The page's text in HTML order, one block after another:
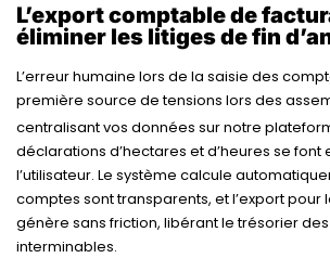
L’export comptable de
éliminer les litiges de fin
L’erreur humaine lors de la saisie des
première source de tensions lors des
centralisant vos données sur notre
déclarations d’hectares et d’heures se font
l’utilisateur. Le système calcule
comptes sont transparents, et l’export pour
génère sans friction, libérant le trésorier
interminables.